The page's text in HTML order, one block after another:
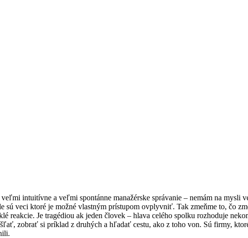
intuitívne a veľmi spontánne manažérske správanie – nemám na
veci ktoré je možné vlastným prístupom ovplyvniť. Tak zmeňme to, čo
reakcie. Je tragédiou ak jeden človek – hlava celého spolku rozhoduje
zobrať si príklad z druhých a hľadať cestu, ako z toho von. Sú firmy,